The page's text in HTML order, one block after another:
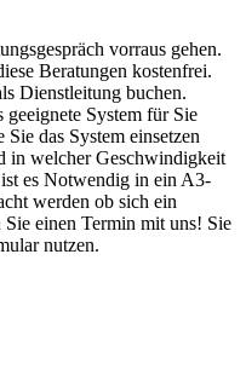
vorraus gehen.
Beratungen kostenfrei.
Dienstleitung buchen.
System für Sie
das System einsetzen
in welcher Geschwindigkeit
es Notwendig in ein A3-
werden ob sich ein
einen Termin mit uns! Sie
nutzen.